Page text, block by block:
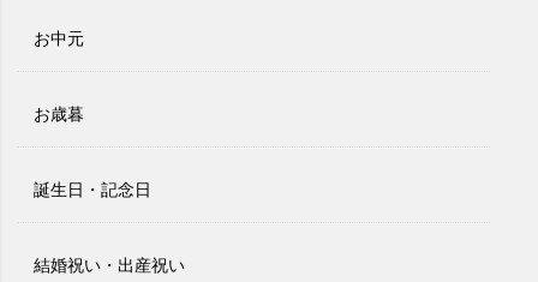
お中元
お歳暮
誕生日・記念日
結婚祝い・出産祝い